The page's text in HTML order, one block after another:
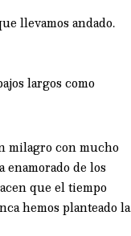
llevamos andado.
largos como
milagro con mucho
enamorado de los
que el tiempo
hemos planteado la